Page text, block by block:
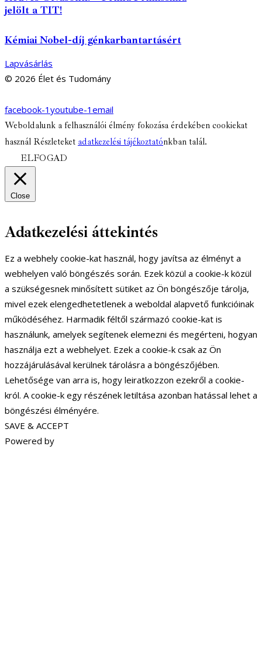
jelölt a TIT!
Kémiai Nobel-díj génkarbantartásért
Lapvásárlás
© 2026 Élet és Tudomány
facebook-1 youtube-1 email
Weboldalunk a felhasználói élmény fokozása érdekében cookiekat
használ Részleteket adatkezelési tájékoztatónkban talál.
ELFOGAD
Close
Adatkezelési áttekintés
Ez a webhely cookie-kat használ, hogy javítsa az élményt a
webhelyen való böngészés során. Ezek közül a cookie-k közül
a szükségesnek minősített sütiket az Ön böngészője tárolja,
mivel ezek elengedhetetlenek a weboldal alapvető funkcióinak
működéséhez. Harmadik féltől származó cookie-kat is
használunk, amelyek segítenek elemezni és megérteni, hogyan
használja ezt a webhelyet. Ezek a cookie-k csak az Ön
hozzájárulásával kerülnek tárolásra a böngészőjében.
Lehetősége van arra is, hogy leiratkozzon ezekről a cookie-
król. A cookie-k egy részének letiltása azonban hatással lehet a
böngészési élményére.
SAVE & ACCEPT
Powered by